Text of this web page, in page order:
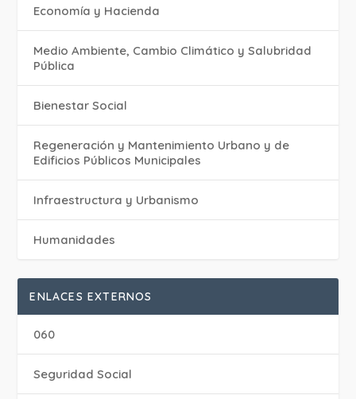
Economía y Hacienda
Medio Ambiente, Cambio Climático y Salubridad
Pública
Bienestar Social
Regeneración y Mantenimiento Urbano y de
Edificios Públicos Municipales
Infraestructura y Urbanismo
Humanidades
ENLACES EXTERNOS
060
Seguridad Social